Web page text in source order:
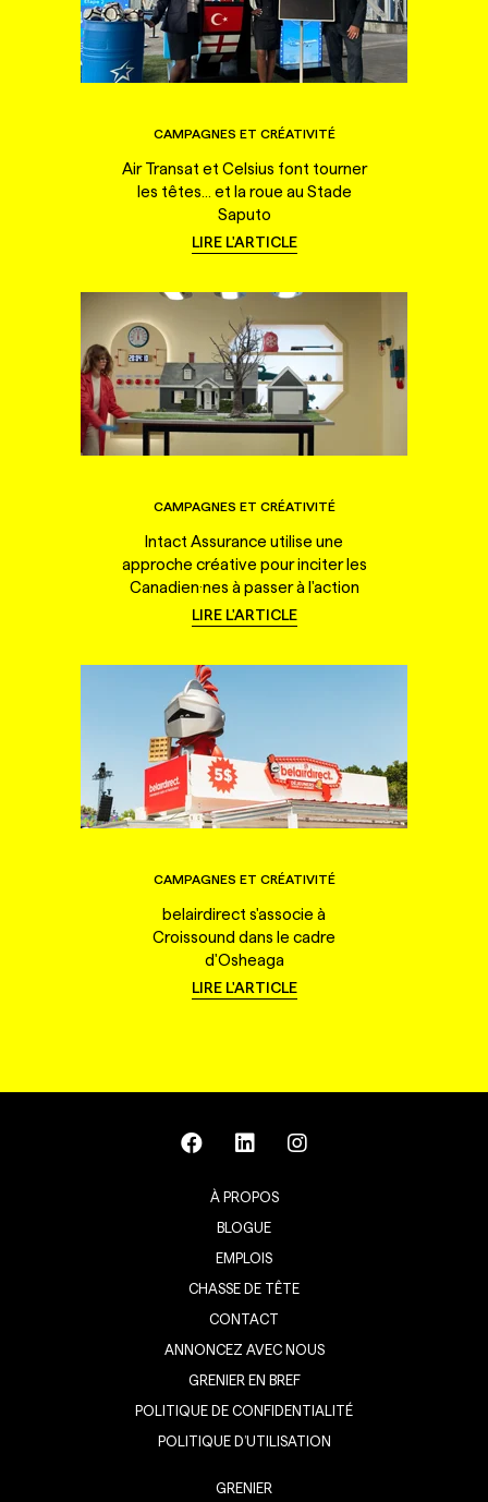
CAMPAGNES ET CRÉATIVITÉ
Air Transat et Celsius font tourner
les têtes... et la roue au Stade
Saputo
LIRE L'ARTICLE
CAMPAGNES ET CRÉATIVITÉ
Intact Assurance utilise une
approche créative pour inciter les
Canadien·nes à passer à l'action
LIRE L'ARTICLE
CAMPAGNES ET CRÉATIVITÉ
belairdirect s'associe à
Croissound dans le cadre
d'Osheaga
LIRE L'ARTICLE
À PROPOS
BLOGUE
EMPLOIS
CHASSE DE TÊTE
CONTACT
ANNONCEZ AVEC NOUS
GRENIER EN BREF
POLITIQUE DE CONFIDENTIALITÉ
POLITIQUE D’UTILISATION
GRENIER